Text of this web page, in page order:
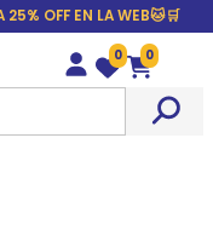
25% OFF EN LA WEB🐱🛒
Wishlist
0
Carrito
0